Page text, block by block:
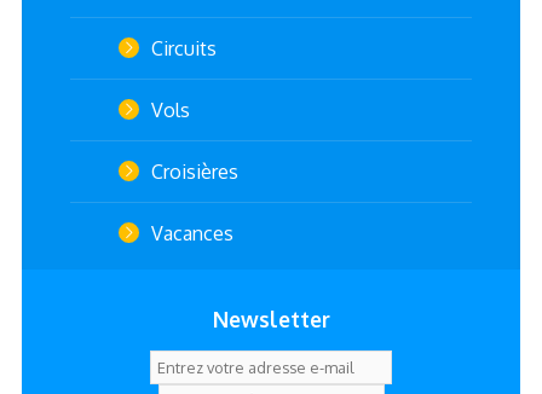
Circuits
Vols
Croisières
Vacances
Newsletter